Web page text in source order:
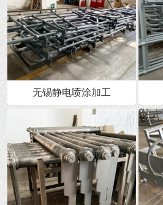
无锡静电喷涂加工